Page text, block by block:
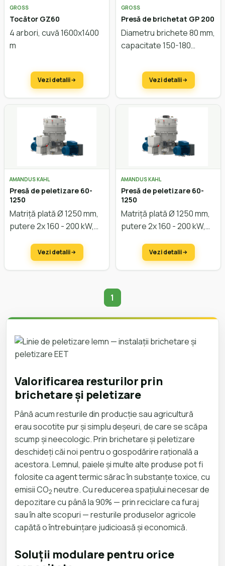
GROSS
Tocător GZ60
4 arbori, cuvă 1600x1400
m
Vezi detalii
GROSS
Presă de brichetat GP 200
Diametru brichete 80 mm,
capacitate 150-180
Vezi detalii
AMANDUS KAHL
Presă de peletizare 60-
1250
Matriță plată Ø 1250 mm,
putere 2x 160 - 200 kW,
Vezi detalii
AMANDUS KAHL
Presă de peletizare 60-
1250
Matriță plată Ø 1250 mm,
putere 2x 160 - 200 kW,
Vezi detalii
Ești pe pagina 1
1
Valorificarea resturilor prin
brichetare și peletizare
Până acum resturile din producție sau agricultură
erau socotite pur și simplu deșeuri, de care se scăpa
scump și neecologic. Prin brichetare și peletizare
deschideți căi noi pentru o gospodărire rațională a
acestora. Lemnul, paiele și multe alte produse pot fi
folosite ca agent termic sărac în substanțe toxice, cu
emisii CO2 neutre. Cu reducerea spațiului necesar de
depozitare cu până la 90% — prin reciclare ca furaj
sau în alte scopuri — resturile produselor agricole
capătă o întrebuințare judicioasă și economică.
Soluții modulare pentru orice